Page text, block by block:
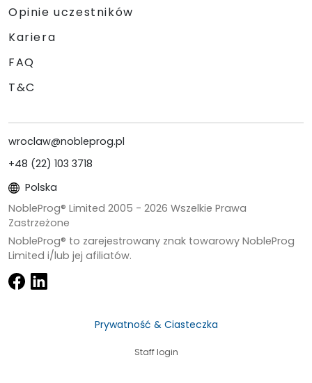
Opinie uczestników
Kariera
FAQ
T&C
wroclaw@nobleprog.pl
+48 (22) 103 3718
Polska
NobleProg® Limited 2005 - 2026 Wszelkie Prawa
Zastrzeżone
NobleProg® to zarejestrowany znak towarowy NobleProg
Limited i/lub jej afiliatów.
Prywatność & Ciasteczka
Staff login